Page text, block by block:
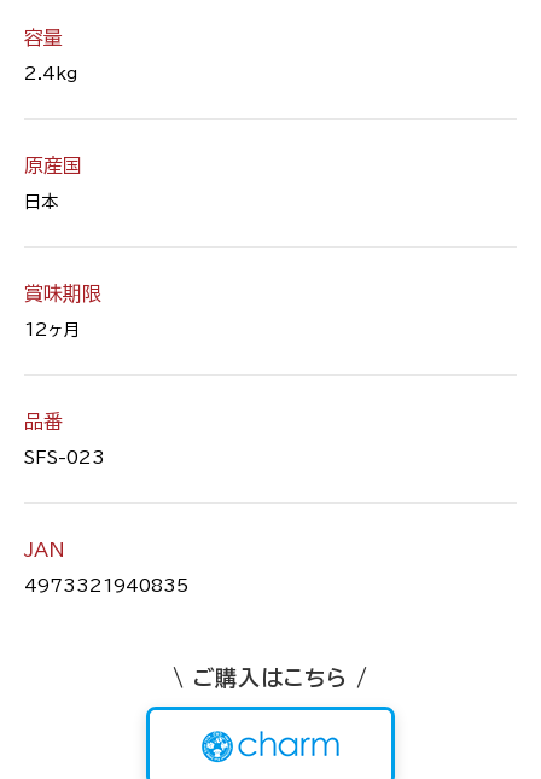
容量
2.4kg
原産国
日本
賞味期限
12ヶ月
品番
SFS-023
JAN
4973321940835
\ ご購入はこちら /